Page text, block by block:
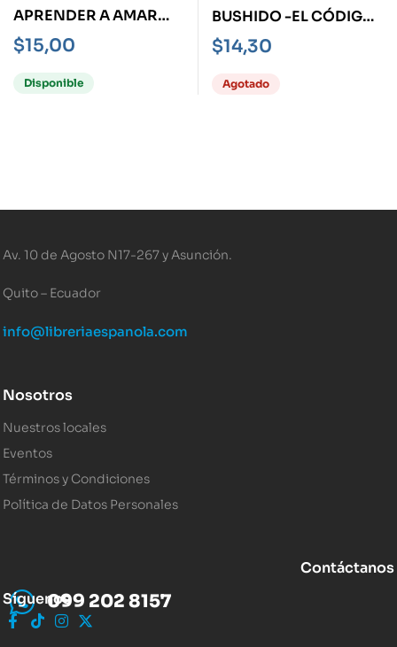
APRENDER A AMAR
(ME)
$15,00
Disponible
BUSHIDO -EL CÓDIGO
DEL SAMURAI-
$14,30
Agotado
Av. 10 de Agosto N17-267 y Asunción.
Quito – Ecuador
info@libreriaespanola.com
Nosotros
Nuestros locales
Eventos
Términos y Condiciones
Política de Datos Personales
Contáctanos
099 202 8157
Síguenos